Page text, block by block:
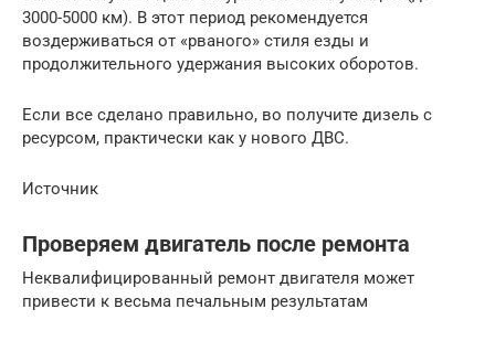
3000-5000 км). В этот период рекомендуется
воздерживаться от «рваного» стиля езды и
продолжительного удержания высоких оборотов.
Если все сделано правильно, во получите дизель с
ресурсом, практически как у нового ДВС.
Источник
Проверяем двигатель после ремонта
Неквалифицированный ремонт двигателя может
привести к весьма печальным результатам